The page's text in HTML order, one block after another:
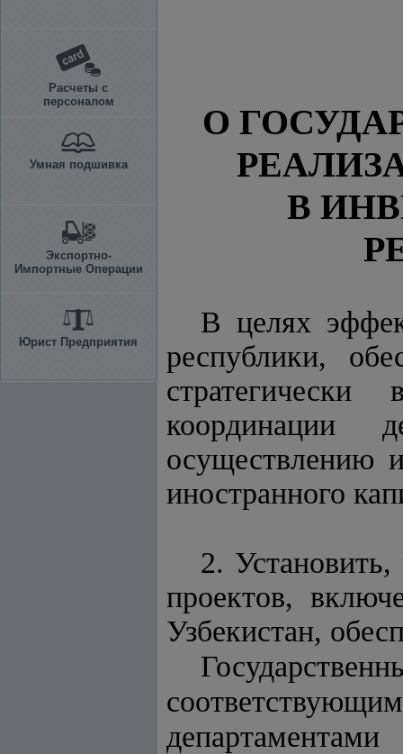
Расчеты с
персоналом
Умная подшивка
Экспортно-
Импортные Операции
Юрист Предприятия
О
В
В целях
республики,
координации
осуществлению
иностранного
2.
проектов,
Узбекистан,